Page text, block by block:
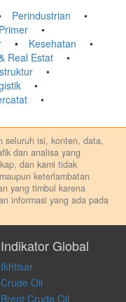
Perindustrian
Kesehatan
Real Estat
seluruh isi, konten, data,
dan analisa yang
dan kami tidak
keterlambatan
yang timbul karena
informasi yang ada pada
rekomendasi untuk
yang terkait dengan
bertanggung jawab
kondisi dan situasi
maupun tidak
Indikator Global
Ikhtisar
Crude Oil
Brent Crude Oil